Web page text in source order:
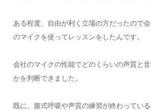
ある程度、自由が利く立場の方だったので
のマイクを使ってレッスンをしたんです。
会社のマイクの性能でどのくらいの声質と
かを判断できました。
既に、腹式呼吸や声質の練習が終わってい